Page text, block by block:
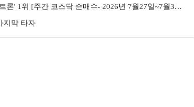
' 1위 [주간 코스닥 순매수- 2026년 7월27일~7월31일]
지막 타자